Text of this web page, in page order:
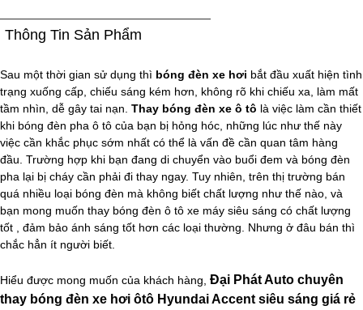
Thông Tin Sản Phẩm
Sau một thời gian sử dụng thì bóng đèn xe hơi bắt đầu xuất hiện tình
trạng xuống cấp, chiếu sáng kém hơn, không rõ khi chiếu xa, làm mất
tầm nhìn, dễ gây tai nạn. Thay bóng đèn xe ô tô là việc làm cần thiết
khi bóng đèn pha ô tô của bạn bị hỏng hóc, những lúc như thế này
việc cần khắc phục sớm nhất có thể là vấn đề cần quan tâm hàng
đầu. Trường hợp khi bạn đang di chuyển vào buổi đem và bóng đèn
pha lại bị cháy cần phải đi thay ngay. Tuy nhiên, trên thị trường bán
quá nhiều loại bóng đèn mà không biết chất lượng như thế nào, và
bạn mong muốn thay bóng đèn ô tô xe máy siêu sáng có chất lượng
tốt , đảm bảo ánh sáng tốt hơn các loại thường. Nhưng ở đâu bán thì
chắc hẳn ít người biết.
Hiểu được mong muốn của khách hàng, Đại Phát Auto chuyên
thay bóng đèn xe hơi ôtô Hyundai Accent siêu sáng giá rẻ